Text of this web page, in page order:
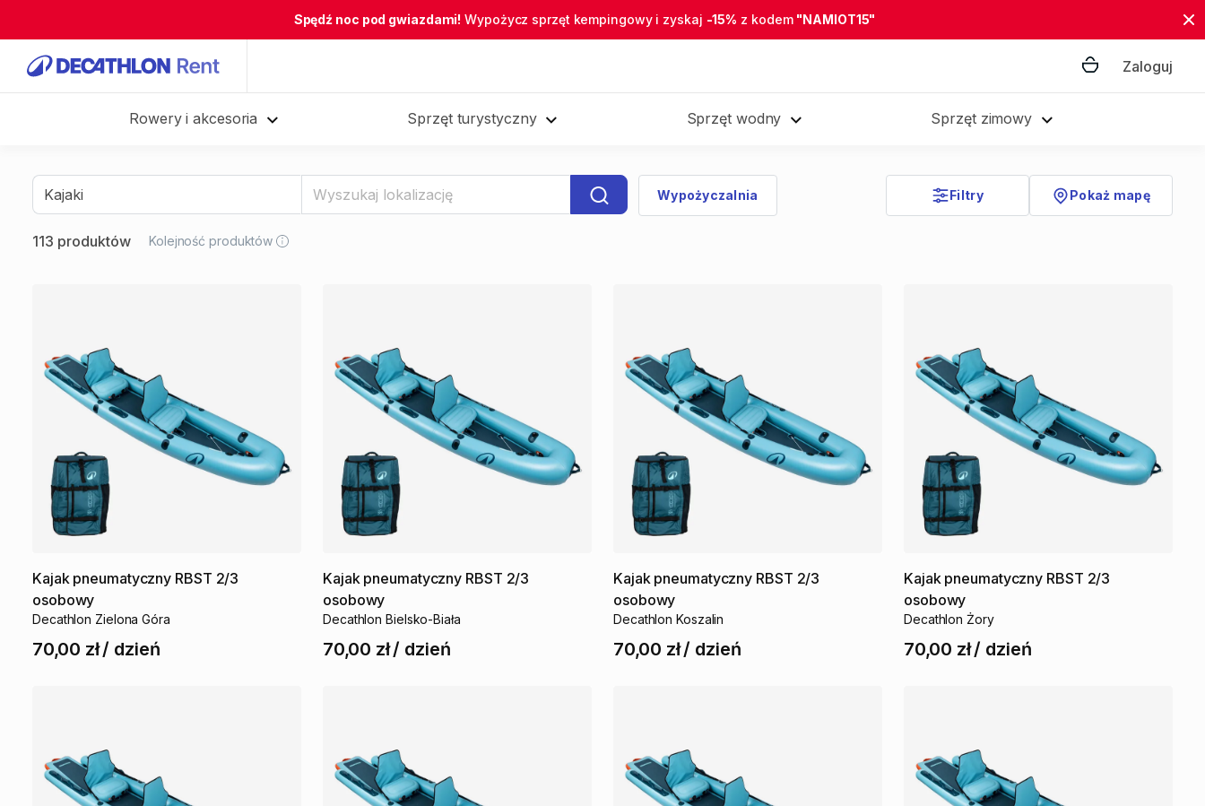
Spędź noc pod gwiazdami! Wypożycz sprzęt kempingowy i zyskaj -15% z kodem "NAMIOT15"
Zaloguj
Rowery i akcesoria Sprzęt turystyczny Sprzęt wodny Sprzęt zimowy
Wypożyczalnia Filtry Pokaż mapę
113 produktów Kolejność produktów
Kajak pneumatyczny RBST 2​/​3
osobowy
Decathlon Zielona Góra
70,00 zł/ dzień
Kajak pneumatyczny RBST 2​/​3
osobowy
Decathlon Bielsko-Biała
70,00 zł/ dzień
Kajak pneumatyczny RBST 2​/​3
osobowy
Decathlon Koszalin
70,00 zł/ dzień
Kajak pneumatyczny RBST 2​/​3
osobowy
Decathlon Żory
70,00 zł/ dzień